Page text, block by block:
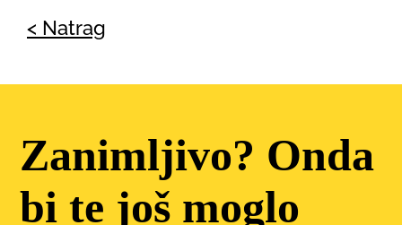
< Natrag
Zanimljivo? Onda
bi te još moglo